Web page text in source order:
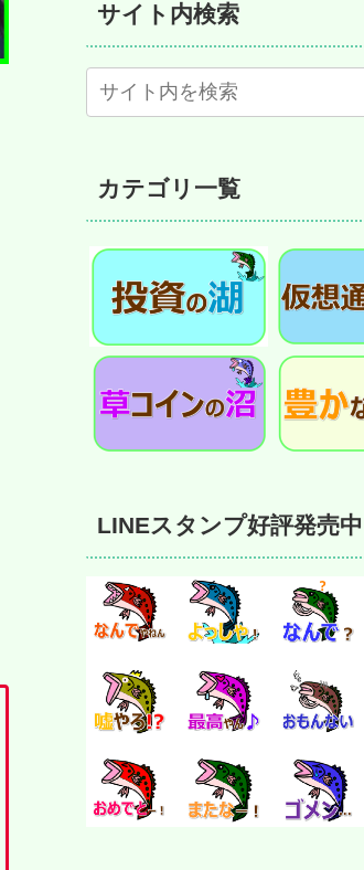
サイト内検索
カテゴリ一覧
LINEスタンプ好評発売中